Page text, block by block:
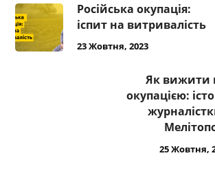
Російська окупація:
іспит на витривалість
23 Жовтня, 2023
Як вижити
окупацією:
25 Жовтня,